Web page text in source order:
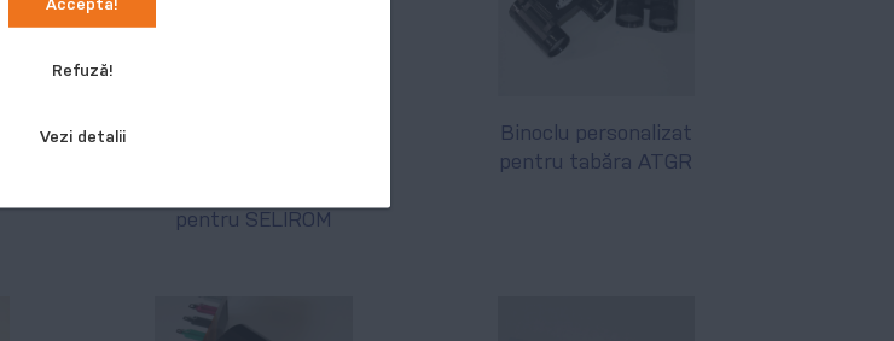
Vezi detalii
Refuză!
Acceptă!
pentru SELIROM
Binoclu personalizat
pentru tabăra ATGR